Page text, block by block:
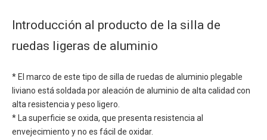
Introducción al producto de la silla de
ruedas ligeras de aluminio
* El marco de este tipo de silla de ruedas de aluminio plegable
liviano está soldada por aleación de aluminio de alta calidad con
alta resistencia y peso ligero.
* La superficie se oxida, que presenta resistencia al
envejecimiento y no es fácil de oxidar.